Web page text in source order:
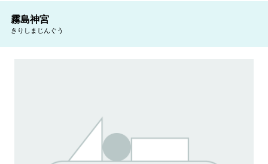
霧島神宮
きりしまじんぐう